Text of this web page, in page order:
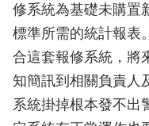
修系統為基礎未購置
標準所需的統計報表
合這套報修系統，將
知簡訊到相關負責人
系統掛掉根本發不出